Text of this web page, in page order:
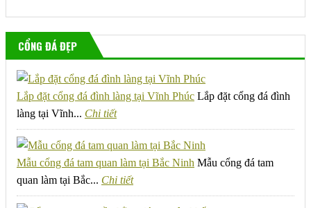
CỔNG ĐÁ ĐẸP
Lắp đặt cổng đá đình làng tại Vĩnh Phúc Lắp đặt cổng đá đình
làng tại Vĩnh... Chi tiết
Mẫu cổng đá tam quan làm tại Bắc Ninh Mẫu cổng đá tam
quan làm tại Bắc... Chi tiết